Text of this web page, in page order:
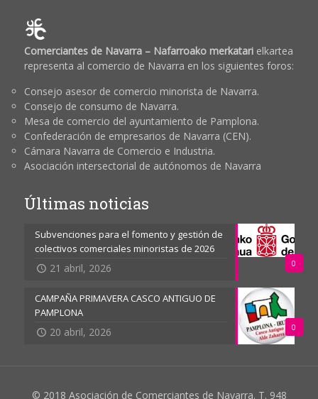
Comerciantes de Navarra – Nafarroako merkatarielkartea
representa al comercio de Navarra en los siguientes foros:
Consejo asesor de comercio minorista de Navarra.
Consejo de consumo de Navarra.
Mesa de comercio del ayuntamiento de Pamplona.
Confederación de empresarios de Navarra (CEN).
Cámara Navarra de Comercio e Industria.
Asociación intersectorial de autónomos de Navarra
Últimas noticias
0
Subvenciones para el fomento y gestión de
colectivos comerciales minoristas de 2026
21 abril, 2026
0
CAMPAÑA PRIMAVERA CASCO ANTIGUO DE
PAMPLONA
20 abril, 2026
© 2018 Asociación de Comerciantes de Navarra. T. 948